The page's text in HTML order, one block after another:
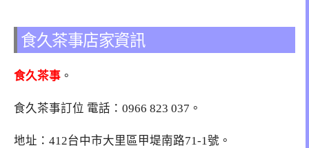
食久茶事店家資訊
食久茶事 。
食久茶事訂位 電話： 0966 823 037 。
地址：412台中市大里區甲堤南路71-1號。